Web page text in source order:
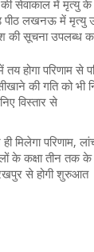
सेवाकाल में मृत्यु के
पीठ लखनऊ में मृत्यु
की सूचना उपलब्ध
तय होगा परिणाम से
की गति को भी
विस्तार से
ही मिलेगा परिणाम,
के कक्षा तीन तक के
से होगी शुरुआत